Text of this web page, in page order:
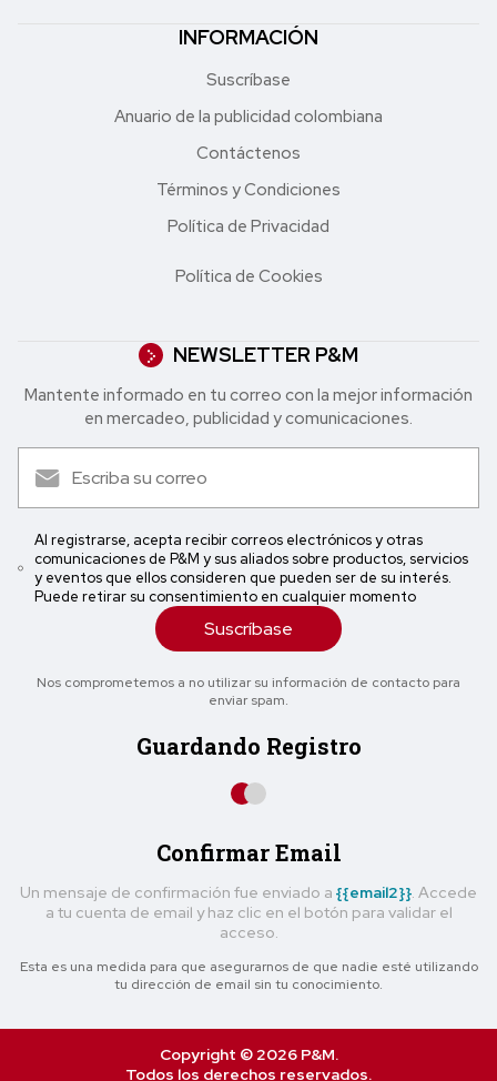
INFORMACIÓN
Suscríbase
Anuario de la publicidad colombiana
Contáctenos
Términos y Condiciones
Política de Privacidad
Política de Cookies
NEWSLETTER P&M
Mantente informado en tu correo con la mejor in formación
en mercadeo, publicidad y comunicaciones.
Al registrarse, acepta recibir correos electrónicos y otras
comunicaciones de P&M y sus aliados sobre productos, servicios
y eventos que ellos consideren que pueden ser de su interés.
Puede retirar su consentimiento en cualquier momento
Suscríbase
Nos comprometemos a no utilizar su información de contacto para
enviar spam.
Guardando Registro
Confirmar Email
Un mensaje de confirmación fue enviado a {{email2}} . Accede
a tu cuenta de email y haz clic en el botón para validar el
acceso.
Esta es una medida para que asegurarnos de que nadie esté utilizando
tu dirección de email sin tu conocimiento.
Copyright © 2026 P&M.
Todos los derechos reservados.